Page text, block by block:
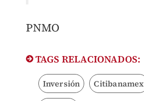
PNMO
TAGS RELACIONADOS:
Inversión Citibanamex